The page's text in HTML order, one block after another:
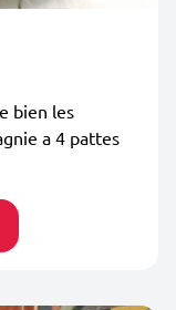
bien les
a 4 pattes